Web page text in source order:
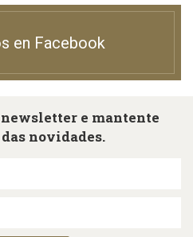
en Facebook
newsletter e mantente
novidades.